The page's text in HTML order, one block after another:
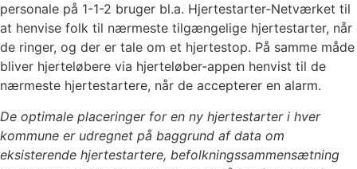
personale på 1-1-2 bruger bl.a. Hjertestarter-Netværket til
at henvise folk til nærmeste tilgængelige hjertestarter, når
de ringer, og der er tale om et hjertestop. På samme måde
bliver hjerteløbere via hjerteløber-appen henvist til de
nærmeste hjertestartere, når de accepterer en alarm.
De optimale placeringer for en ny hjertestarter i hver
kommune er udregnet på baggrund af data om
eksisterende hjertestartere, befolkningssammensætning